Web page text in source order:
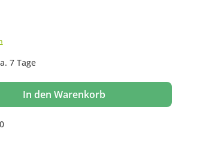
7 Tage
Wert ein oder benutze die Schaltflächen um die
In den Warenkorb